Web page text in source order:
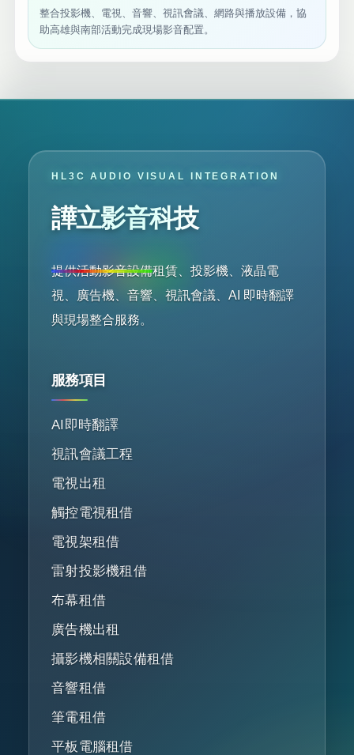
整合投影機、電視、音響、視訊會議、網路與播放設備，協
助高雄與南部活動完成現場影音配置。
HL3C AUDIO VISUAL INTEGRATION
譁立影音科技
提供活動影音設備租賃、投影機、液晶電
視、廣告機、音響、視訊會議、AI 即時翻譯
與現場整合服務。
服務項目
AI即時翻譯
視訊會議工程
電視出租
觸控電視租借
電視架租借
雷射投影機租借
布幕租借
廣告機出租
攝影機相關設備租借
音響租借
筆電租借
平板電腦租借